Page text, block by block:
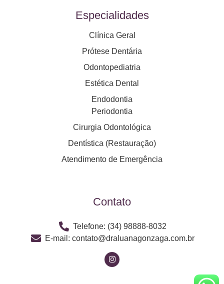
Especialidades
Clínica Geral
Prótese Dentária
Odontopediatria
Estética Dental
Endodontia
Periodontia
Cirurgia Odontológica
Dentística (Restauração)
Atendimento de Emergência
Contato
Telefone: (34) 98888-8032
E-mail: contato@draluanagonzaga.com.br